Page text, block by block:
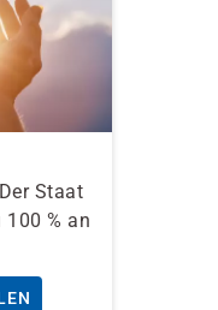
Staat
% an